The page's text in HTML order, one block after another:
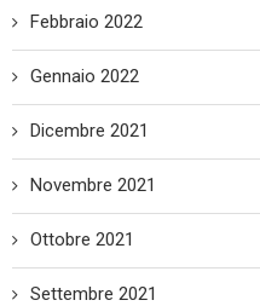
Febbraio 2022
Gennaio 2022
Dicembre 2021
Novembre 2021
Ottobre 2021
Settembre 2021